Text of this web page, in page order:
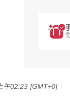
午02:23 [GMT+0]